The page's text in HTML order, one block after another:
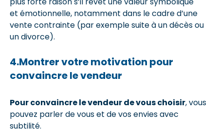
et émotionnelle, notamment dans le cadre d’une
vente contrainte (par exemple suite à un décès ou
un divorce).
4.Montrer votre motivation pour
convaincre le vendeur
Pour convaincre le vendeur de vous choisir, vous
pouvez parler de vous et de vos envies avec
subtilité.